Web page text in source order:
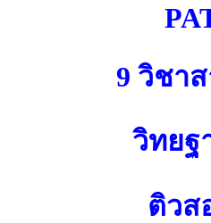
9 วิชา
วิทยฐ
ติวส